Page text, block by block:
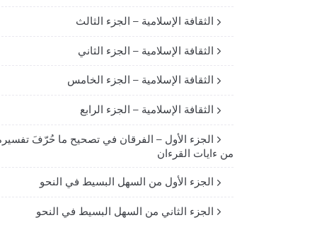
الثقافة الإسلامية – الجزء الثالث
الثقافة الإسلامية – الجزء الثاني
الثقافة الإسلامية – الجزء الخامس
الثقافة الإسلامية – الجزء الرابع
الجزء الأول – الفرقان في تصحيح ما حُرّفَ
من ءايات القرءان
الجزء الأول من السهل البسيط في النحو
الجزء الثاني من السهل البسيط في النحو